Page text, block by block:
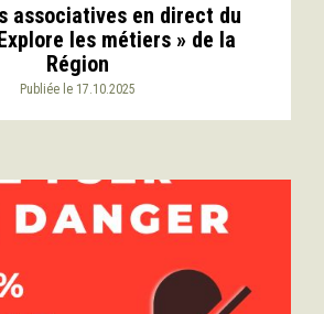
associatives en direct du
les métiers » de la
Région
Publiée le 17.10.2025